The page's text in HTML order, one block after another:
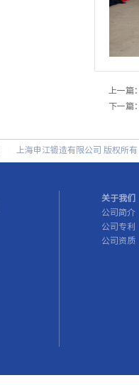
上一篇：
下一篇：
上海申江锻造有限公司 版权所有
关于我们
公司简介
公司专利
公司资质